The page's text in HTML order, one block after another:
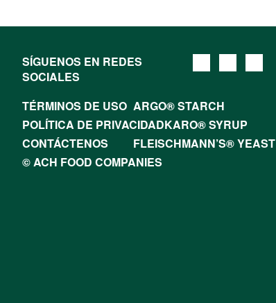
SÍGUENOS EN REDES
SOCIALES
TÉRMINOS DE USO ARGO® STARCH
POLÍTICA DE PRIVACIDADKARO® SYRUP
CONTÁCTENOS
FLEISCHMANN’S® YEAST
© ACH FOOD COMPANIES